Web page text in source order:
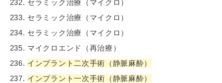
セラミック治療（マイクロ）
セラミック治療（マイクロ）
セラミック治療（マイクロ）
マイクロエンド（再治療）
インプラント二次手術（静脈麻酔）
インプラント一次手術（静脈麻酔）